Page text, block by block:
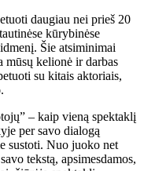
daugiau nei prieš 20
kūrybinėse
Šie atsiminimai
mūsų kelionė ir darbas
su kitais aktoriais,
– kaip vieną spektaklį
per savo dialogą
sustoti. Nuo juoko net
tekstą, apsimesdamos,